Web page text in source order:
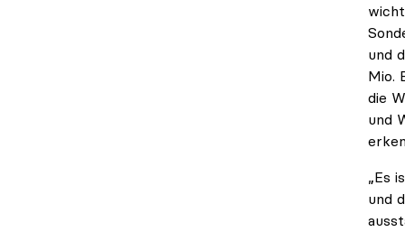
und
Mio.
die
und
„Es
und